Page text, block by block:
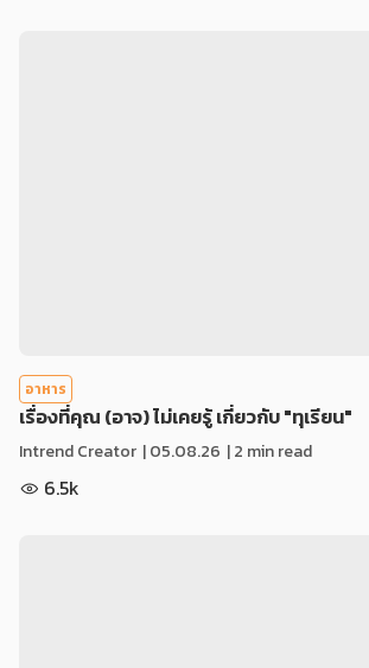
อาหาร
เรื่องที่คุณ (อาจ) ไม่เคยรู้ เกี่ยวกับ "ทุเรียน"
Intrend Creator |05.08.26 | 2 min read
6.5k